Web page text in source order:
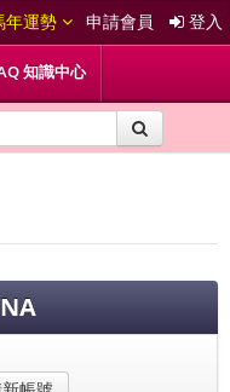
年運勢 申請會員 登入
知識中心